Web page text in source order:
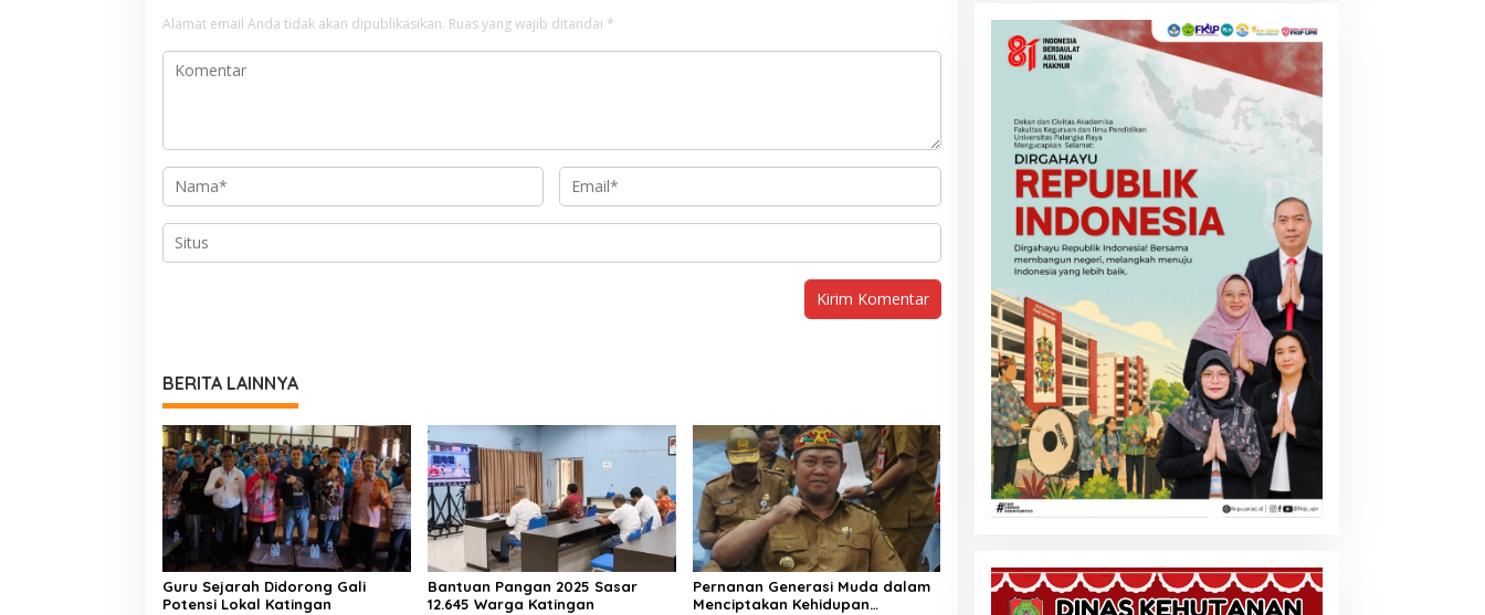
Alamat email Anda tidak akan dipublikasikan. Ruas yang wajib ditandai *
BERITA LAINNYA
Guru Sejarah Didorong Gali
Potensi Lokal Katingan
Bantuan Pangan 2025 Sasar
12.645 Warga Katingan
Pernanan Generasi Muda dalam
Menciptakan Kehidupan